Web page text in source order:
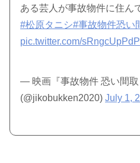
ある芸人が事故物件に住ん
#松原タニシ#事故物件恐い
pic.twitter.com/sRngcUpPdP
— 映画『事故物件 恐い間
(@jikobukken2020)July 1,